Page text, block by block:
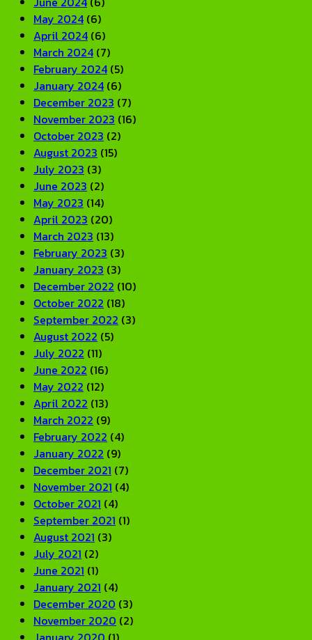
May 2024 (6)
April 2024 (6)
March 2024 (7)
February 2024 (5)
January 2024 (6)
December 2023 (7)
November 2023 (16)
October 2023 (2)
August 2023 (15)
July 2023 (3)
June 2023 (2)
May 2023 (14)
April 2023 (20)
March 2023 (13)
February 2023 (3)
January 2023 (3)
December 2022 (10)
October 2022 (18)
September 2022 (3)
August 2022 (5)
July 2022 (11)
June 2022 (16)
May 2022 (12)
April 2022 (13)
March 2022 (9)
February 2022 (4)
January 2022 (9)
December 2021 (7)
November 2021 (4)
October 2021 (4)
September 2021 (1)
August 2021 (3)
July 2021 (2)
June 2021 (1)
January 2021 (4)
December 2020 (3)
November 2020 (2)